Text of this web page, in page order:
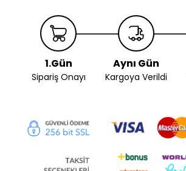
1.Gün
Sipariş Onayı
Aynı Gün
Kargoya Verildi